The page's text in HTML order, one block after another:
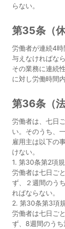
らない。
第35条（休
労働者が連続4
与えなければな
その業務に連続
に対し労働時間
第36条（法
労働者は、七日
い。そのうち、
雇用主は以下の
けない。
1. 第30条第2項
労働者は七日ご
ず、２週間のう
ればならない。
2. 第30条第3項
労働者は七日ご
ず、8週間のう